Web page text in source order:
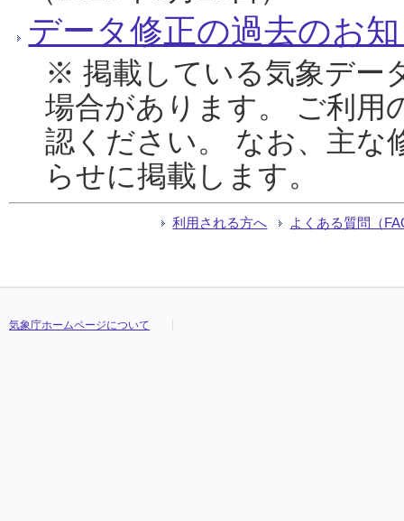
データ修正の過去のお
※ 掲載している気象デー
場合があります。 ご利用
認ください。 なお、主な
らせに掲載します。
利用される方へ よくある質問（
気象庁ホームページについて